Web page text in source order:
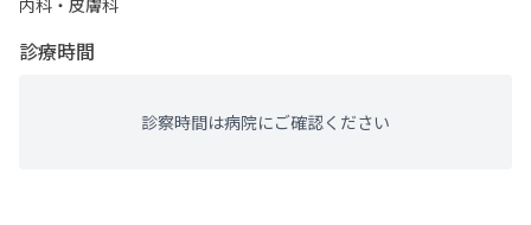
内科・​皮膚科
診療時間
診察時間は病院にご確認ください